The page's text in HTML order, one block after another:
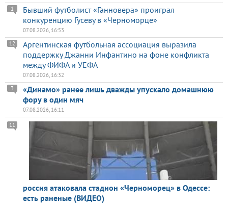
Бывший футболист «Ганновера» проиграл
конкуренцию Гусеву в «Черноморце»
1
07.08.2026, 16:53
Аргентинская футбольная ассоциация выразила
поддержку Джанни Инфантино на фоне конфликта
между ФИФА и УЕФА
12
07.08.2026, 16:32
«Динамо» ранее лишь дважды упускало домашнюю
фору в один мяч
3
07.08.2026, 16:11
россия атаковала стадион «Черноморец» в Одессе:
есть раненые (ВИДЕО)
11